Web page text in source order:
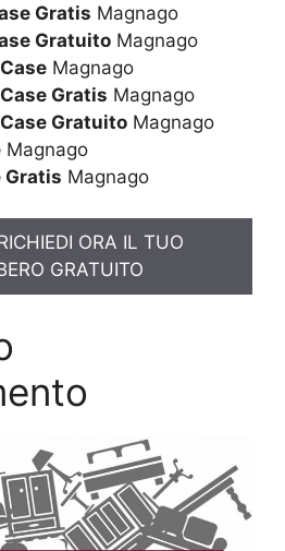
Gratis Magnago
Gratuito Magnago
Magnago
Gratis Magnago
Gratuito Magnago
Magnago
Gratis Magnago
ORA IL TUO
GRATUITO